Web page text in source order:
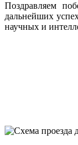
Поздравляем
дальнейших
научных и